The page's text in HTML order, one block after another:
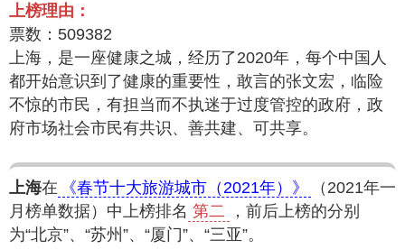
上榜理由：
票数：509382
上海，是一座健康之城，经历了2020年，每个中国人
都开始意识到了健康的重要性，敢言的张文宏，临险
不惊的市民，有担当而不执迷于过度管控的政府，政
府市场社会市民有共识、善共建、可共享。
上海在 《春节十大旅游城市（2021年）》
（2021年一
月榜单数据）中上榜排名 第二
，前后上榜的分别
为“北京”、“苏州”、“厦门”、“三亚”。